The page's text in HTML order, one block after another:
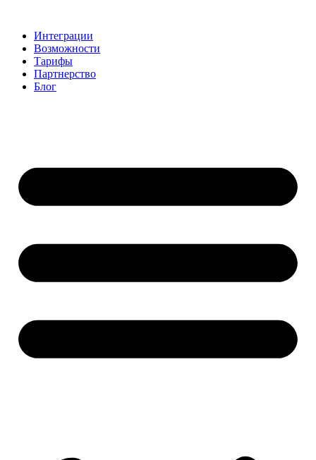
содержимому
Интеграции
Возможности
Тарифы
Партнерство
Блог